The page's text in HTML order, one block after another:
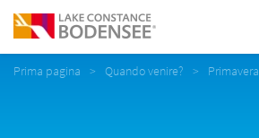
Prima pagina Quando venire? Primavera